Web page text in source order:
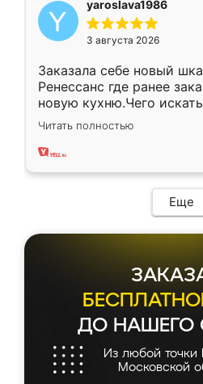
yaroslava1986
3 августа 2026
Заказала себе новый
Ренессанс где ранее
новую кухню.Чего
вполне довольна.
два года, нареканий нет.
Читать полностью
Еще
ДО НАШЕГО
Из любой точки
Московской